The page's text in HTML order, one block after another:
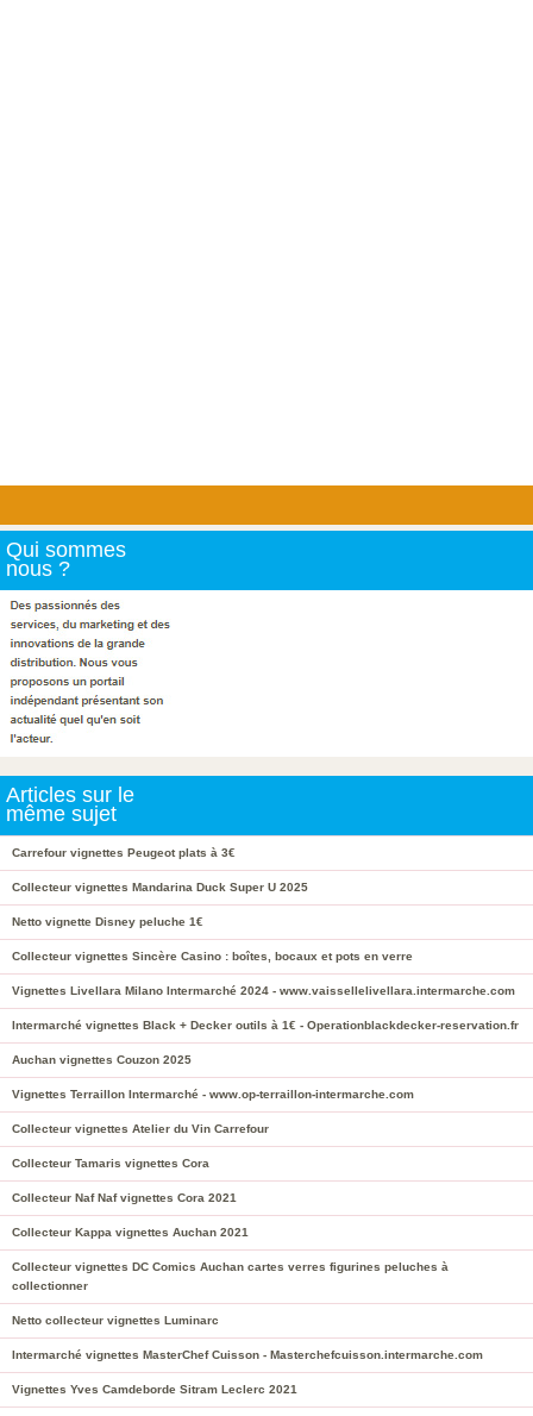
Qui sommes
nous ?
Articles sur le
même sujet
Carrefour vignettes Peugeot plats à 3€
Collecteur vignettes Mandarina Duck Super U 2025
Netto vignette Disney peluche 1€
Collecteur vignettes Sincère Casino : boîtes, bocaux et pots en verre
Vignettes Livellara Milano Intermarché 2024 - www.vaissellelivellara.intermarche.com
Intermarché vignettes Black + Decker outils à 1€ - Operationblackdecker-reservation.fr
Auchan vignettes Couzon 2025
Vignettes Terraillon Intermarché - www.op-terraillon-intermarche.com
Collecteur vignettes Atelier du Vin Carrefour
Collecteur Tamaris vignettes Cora
Collecteur Naf Naf vignettes Cora 2021
Collecteur Kappa vignettes Auchan 2021
Collecteur vignettes DC Comics Auchan cartes verres figurines peluches à
collectionner
Netto collecteur vignettes Luminarc
Intermarché vignettes MasterChef Cuisson - Masterchefcuisson.intermarche.com
Vignettes Yves Camdeborde Sitram Leclerc 2021